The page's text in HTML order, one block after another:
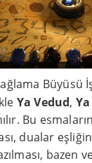
Büyüsü
Ya Vedud,
Bu
dualar
bazen